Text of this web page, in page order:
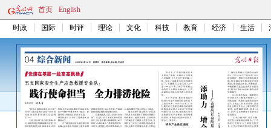
首页 English
时政 国际 时评 理论 文化 科技 教育 经济 生活